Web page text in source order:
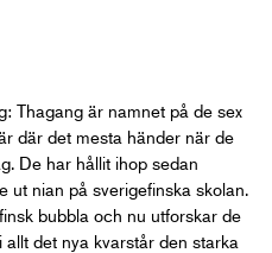
Thagang är namnet på de sex
där det mesta händer när de
De har hållit ihop sedan
nian på sverigefinska skolan.
bubbla och nu utforskar de
det nya kvarstår den starka